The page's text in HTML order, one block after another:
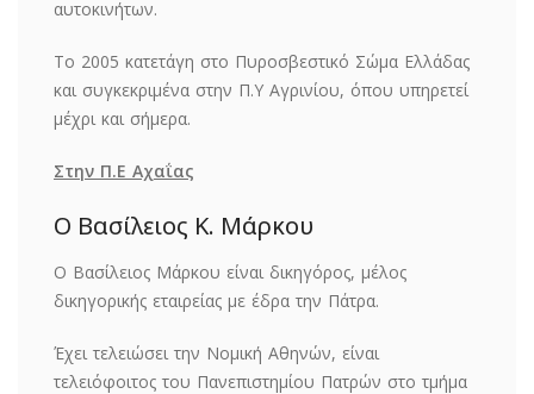
αυτοκινήτων.
To 2005 κατετάγη στο Πυροσβεστικό Σώμα Ελλάδας
και συγκεκριμένα στην Π.Υ Αγρινίου, όπου υπηρετεί
μέχρι και σήμερα.
Στην Π.Ε Αχαΐας
Ο Βασίλειος Κ. Μάρκου
Ο Βασίλειος Μάρκου είναι δικηγόρος, μέλος
δικηγορικής εταιρείας με έδρα την Πάτρα.
Έχει τελειώσει την Νομική Αθηνών, είναι
τελειόφοιτος του Πανεπιστημίου Πατρών στο τμήμα